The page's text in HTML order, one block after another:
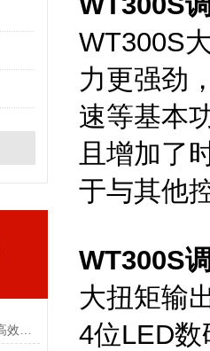
WT300S
力更强劲
速等基本
且增加了
于与其他
WT300S
大扭矩输
4位LED